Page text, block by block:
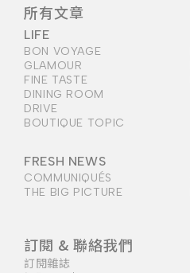
所有文章
LIFE
BON VOYAGE
GLAMOUR
FINE TASTE
DINING ROOM
DRIVE
BOUTIQUE TOPIC
FRESH NEWS
COMMUNIQUÉS
THE BIG PICTURE
訂閱 & 聯絡我們
訂閱雜誌